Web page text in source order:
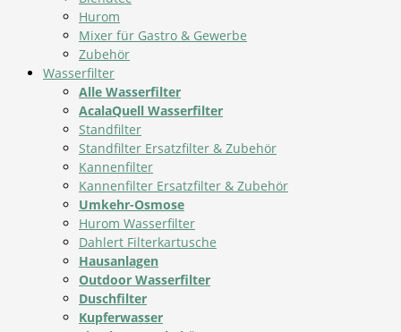
Hurom
Mixer für Gastro & Gewerbe
Zubehör
Wasserfilter
Alle Wasserfilter
AcalaQuell Wasserfilter
Standfilter
Standfilter Ersatzfilter & Zubehör
Kannenfilter
Kannenfilter Ersatzfilter & Zubehör
Umkehr-Osmose
Hurom Wasserfilter
Dahlert Filterkartusche
Hausanlagen
Outdoor Wasserfilter
Duschfilter
Kupferwasser